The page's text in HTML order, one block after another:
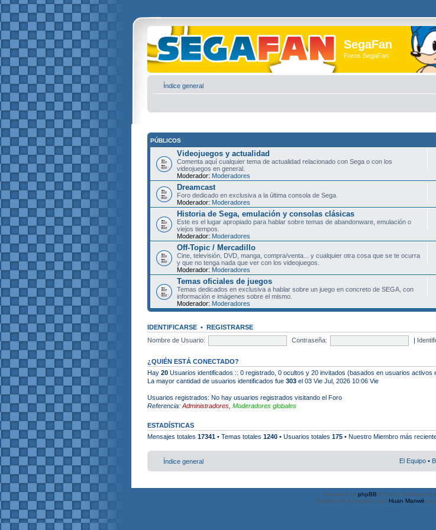
SegaFan
Foros SegaFan
Índice general
PÚBLICOS
Videojuegos y actualidad
Comenta aquí cualquier tema de actualidad relacionado con Sega o con los
videojuegos en general.
Moderador: Moderadores
Dreamcast
Foro dedicado en exclusiva a la última consola de Sega.
Moderador: Moderadores
Historia de Sega, emulación y consolas clásicas
Este es el lugar apropiado para hablar sobre temas de abandonware, emulación o
viejos tiempos.
Moderador: Moderadores
Off-Topic / Mercadillo
Cine, televisión, DVD, manga, compra/venta... y cualquier otra cosa que se te ocurra
y que no tenga nada que ver con los videojuegos.
Moderador: Moderadores
Temas oficiales de juegos
Temas dedicados en exclusiva a hablar sobre un juego en concreto de SEGA, con
información e imágenes sobre el mismo.
Moderador: Moderadores
IDENTIFICARSE • REGISTRARSE
Nombre de Usuario:
Contraseña: |
¿QUIÉN ESTÁ CONECTADO?
Hay 20 Usuarios identificados :: 0 registrado, 0 ocultos y 20 invitados (basados en usuarios activos
La mayor cantidad de usuarios identificados fue 303 el 03 Vie Jul, 2026 10:06 Vie
Usuarios registrados: No hay usuarios registrados visitando el Foro
Referencia: Administradores Moderadores globales
ESTADÍSTICAS
Mensajes totales 17341 • Temas totales 1240 • Usuarios totales 175 • Nuestro Miembro más
Índice general El Equipo •
Powered by phpBB® Forum Software ©
Traducción al español por Huan Manwë